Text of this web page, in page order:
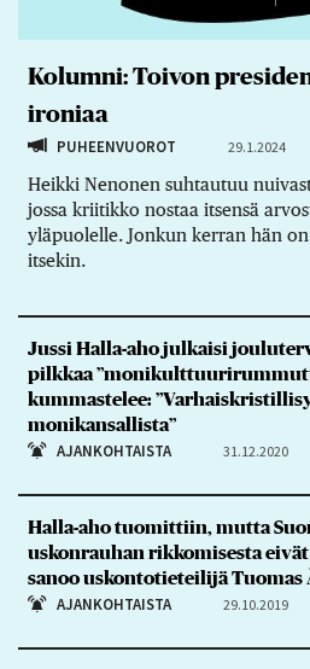
Kolumni: Toivon
ironiaa
PUHEENVUOROT 29.1.2024
Heikki Nenonen suhtautuu
jossa kriitikko nostaa itsensä
yläpuolelle. Jonkun kerran hän
itsekin.
Jussi Halla-aho julkaisi
pilkkaa
kummastelee:
monikansallista”
AJANKOHTAISTA 31.12.2020
Halla-aho tuomittiin, mutta
uskonrauhan rikkomisesta
sanoo uskontotieteilijä Tuomas
AJANKOHTAISTA 29.10.2019